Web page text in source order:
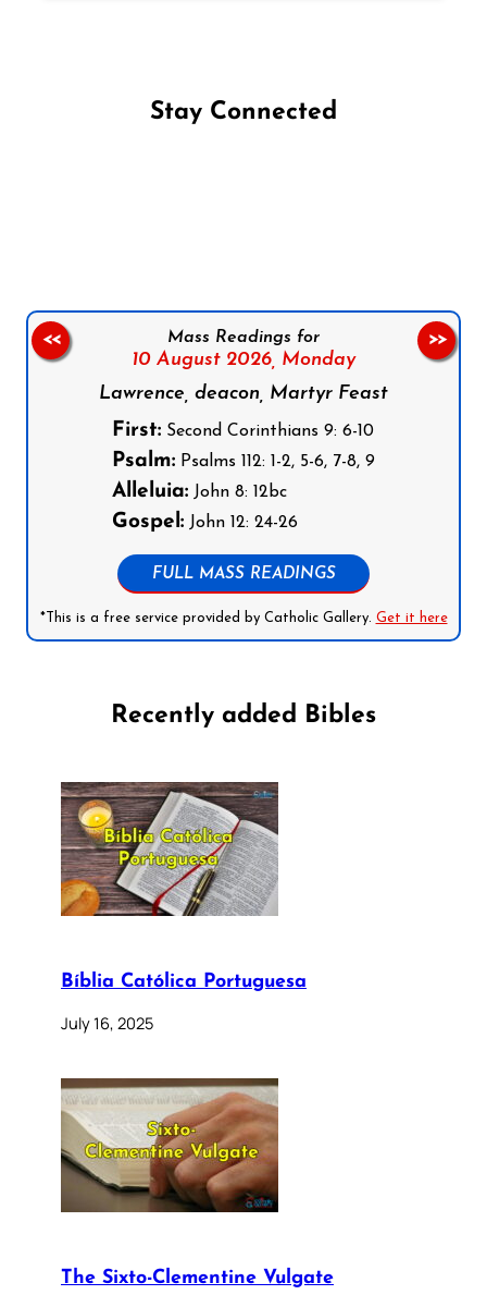
Stay Connected
Mass Readings for
10 August 2026, Monday
Lawrence, deacon, Martyr Feast
First: Second Corinthians 9: 6-10
Psalm: Psalms 112: 1-2, 5-6, 7-8, 9
Alleluia: John 8: 12bc
Gospel: John 12: 24-26
FULL MASS READINGS
*This is a free service provided by Catholic Gallery. Get it here
<< >>
Recently added Bibles
Bíblia Católica Portuguesa
July 16, 2025
The Sixto-Clementine Vulgate